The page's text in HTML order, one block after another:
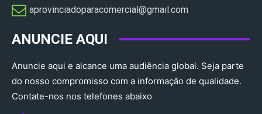
aprovinciadoparacomercial@gmail.com​
ANUNCIE AQUI
Anuncie aqui e alcance uma audiência global. Seja parte
do nosso compromisso com a informação de qualidade.
Contate-nos nos telefones abaixo